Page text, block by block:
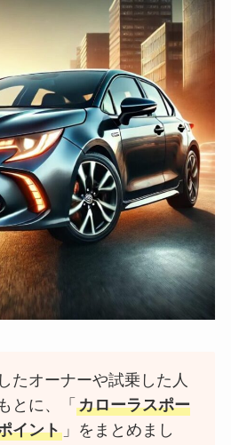
たオーナーや試乗した人
とに、「カローラスポー
イント 」をまとめまし